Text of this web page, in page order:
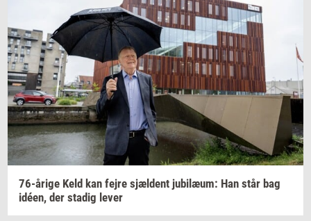
76-​årige Keld kan fejre sjæl­dent ju­bilæum: Han står bag
idéen, der sta­dig lever